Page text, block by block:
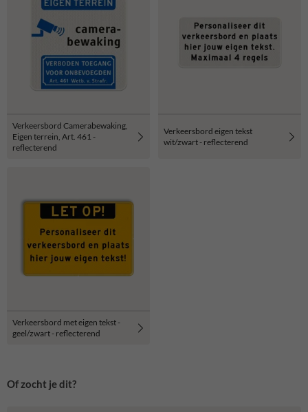
Verkeersbord Camerabewaking,
Eigen terrein, Art. 461 -
reflecterend
Verkeersbord eigen tekst
wit/zwart - reflecterend
Verkeersbord met eigen tekst -
geel/zwart - reflecterend
Of zocht je dit?